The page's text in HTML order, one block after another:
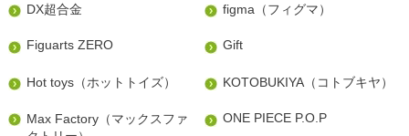
DX超合金 figma（フィグマ）
Figuarts ZERO Gift
Hot toys（ホットトイズ） KOTOBUKIYA（コトブキヤ）
Max Factory（マックスファ
ONE PIECE P.O.P